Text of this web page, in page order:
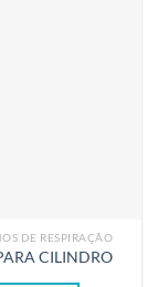
DE RESPIRAÇÃO
CILINDRO